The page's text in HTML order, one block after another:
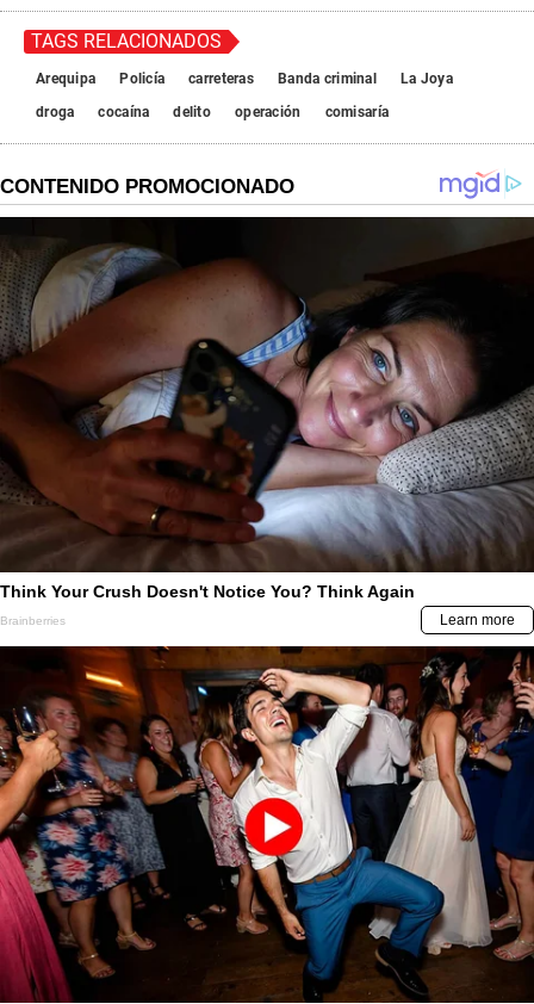
TAGS RELACIONADOS
Arequipa Policía carreteras Banda criminal
La Joya
droga
cocaína delito operación comisaría